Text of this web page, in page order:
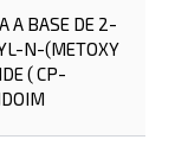
A BASE DE 2-
N-(METOXY
( CP-